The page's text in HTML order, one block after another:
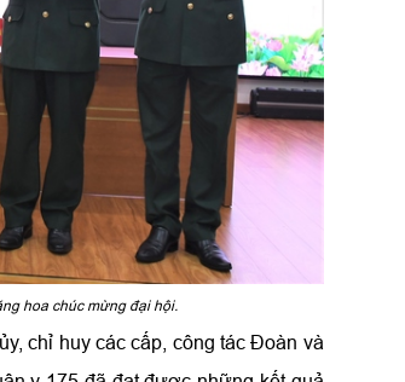
hoa chúc mừng đại hội.
chỉ huy các cấp, công tác Đoàn và